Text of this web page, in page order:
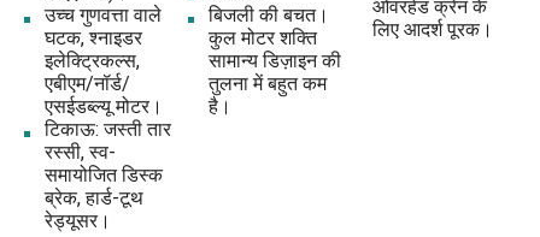
उच्च गुणवत्ता वाले
घटक, श्नाइडर
इलेक्ट्रिकल्स,
एबीएम/नॉर्ड/
एसईडब्ल्यू मोटर।
टिकाऊ: जस्ती तार
रस्सी, स्व-
समायोजित डिस्क
ब्रेक, हार्ड-टूथ
रेड्यूसर।
बिजली की बचत।
कुल मोटर शक्ति
सामान्य डिज़ाइन की
तुलना में बहुत कम
है।
ओवरहेड क्रेन के
लिए आदर्श पूरक।